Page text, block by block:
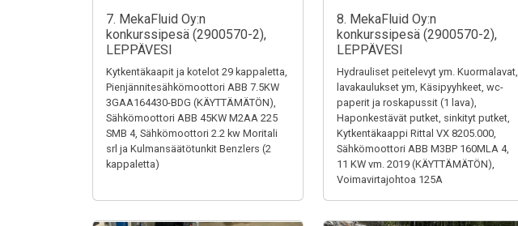
7. MekaFluid Oy:n
konkurssipesä (2900570-2),
LEPPÄVESI
Kytkentäkaapit ja kotelot 29 kappaletta,
Pienjännitesähkömoottori ABB 7.5KW
3GAA164430-BDG (KÄYTTÄMÄTÖN),
Sähkömoottori ABB 45KW M2AA 225
SMB 4, Sähkömoottori 2.2 kw Moritali
srl ja Kulmansäätötunkit Benzlers (2
kappaletta)
8. MekaFluid Oy:n
konkurssipesä (2900570-2),
LEPPÄVESI
Hydrauliset peitelevyt ym. Kuormalavat,
lavakaulukset ym, Käsipyyhkeet, wc-
paperit ja roskapussit (1 lava),
Haponkestävät putket, sinkityt putket,
Kytkentäkaappi Rittal VX 8205.000,
Sähkömoottori ABB M3BP 160MLA 4,
11 KW vm. 2019 (KÄYTTÄMÄTÖN),
Voimavirtajohtoa 125A